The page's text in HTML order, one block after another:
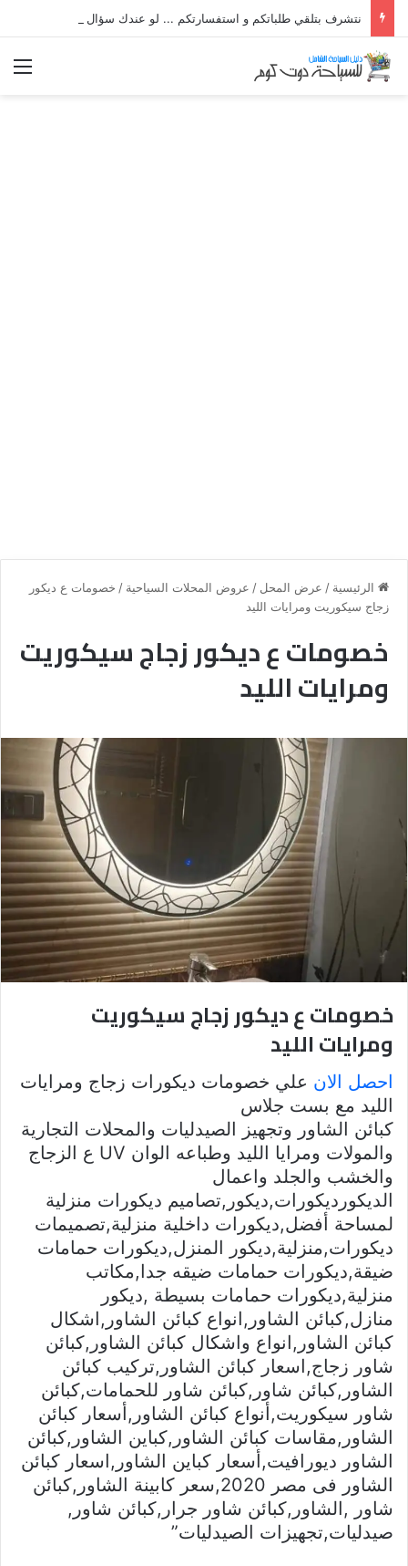
الرئيسية / عرض المحل / عروض المحلات السياحية / خصومات ع ديكور
زجاج سيكوريت ومرايات الليد
خصومات ع ديكور زجاج سيكوريت
ومرايات الليد
خصومات ع ديكور زجاج سيكوريت
ومرايات الليد
احصل الان علي خصومات ديكورات زجاج ومرايات
الليد مع بست جلاس
كبائن الشاور وتجهيز الصيدليات والمحلات التجارية
والمولات ومرايا الليد وطباعه الوان UV ع الزجاج
والخشب والجلد واعمال
الديكورديكورات,ديكور,تصاميم ديكورات منزلية
لمساحة أفضل,ديكورات داخلية منزلية,تصميمات
ديكورات,منزلية,ديكور المنزل,ديكورات حمامات
ضيقة,ديكورات حمامات ضيقه جدا,مكاتب
منزلية,ديكورات حمامات بسيطة ,ديكور
منازل,كبائن الشاور,انواع كبائن الشاور,اشكال
كبائن الشاور,انواع واشكال كبائن الشاور,كبائن
شاور زجاج,اسعار كبائن الشاور,تركيب كبائن
الشاور,كبائن شاور,كبائن شاور للحمامات,كبائن
شاور سيكوريت,أنواع كبائن الشاور,أسعار كبائن
الشاور,مقاسات كبائن الشاور,كباين الشاور,كبائن
الشاور ديورافيت,أسعار كباين الشاور,اسعار كبائن
الشاور فى مصر 2020,سعر كابينة الشاور,كبائن
شاور ,الشاور,كبائن شاور جرار,كبائن شاور,
صيدليات,تجهيزات الصيدليات”